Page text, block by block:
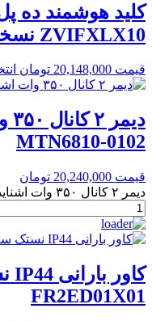
ZVIFXLX10 نسخه سفارشی
قیمت 20,148,000 تومان
MTN6810-0102
قیمت 20,240,000 تومان
دیمر ۲ کانال ۳۵۰ وات اشنایدر مدل MTN6810-0102 عدد
FR2ED01X01